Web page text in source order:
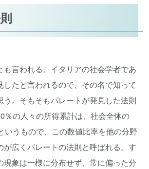
も言われる。イタリアの社会学者であ
したと言われるので、その名で知って
う。そもそもパレートが発見した法則
％の人々の所得累計は、社会全体の
いうもので、この数値比率を他の分野
が広くパレートの法則と呼ばれる。す
現象は一様に分布せず、常に偏った分